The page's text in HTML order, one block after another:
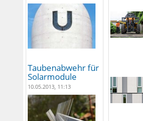
Taubenabwehr für
Solarmodule
10.05.2013, 11:13